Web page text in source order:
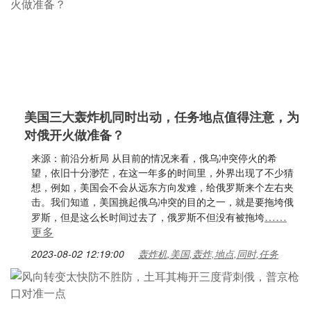
美国三大轰炸机同时出动，任务地点值得注意，为
对俄开火做准备？
来源：前沿分析局 从目前的情况来看，俄乌冲突停火的希
望，依旧十分渺茫，在这一年多的时间里，外界出现了不少猜
想，例如，美国会不会从远东方向发难，给俄罗斯来个左右夹
击。我们知道，美国挑起俄乌冲突的目的之一，就是要拖垮俄
罗斯，但是这么长时间过去了，俄罗斯不但没有被拖垮……
更多
2023-08-02 12:19:00 轰炸机,美国,轰炸,地点,同时,任务